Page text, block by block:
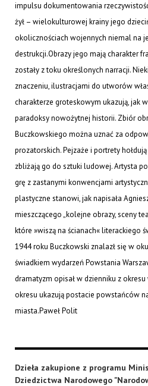
impulsu dokumentowania
żył – wielokulturowej krainy jego
okolicznościach wojennych niemal na
destrukcji.Obrazy jego mają charakter
zostały z toku określonych narracji.
znaczeniu, ilustracjami do utworów
charakterze groteskowym ukazują, jak
paradoksy nowożytnej historii. Zbiór
Buczkowskiego można uznać za
prozatorskich. Pejzaże i portrety
zbliżają go do sztuki ludowej. Artysta
grę z zastanymi konwencjami
plastyczne stanowi, jak napisała
mieszczącego „kolejne obrazy, sceny
które »wiszą na ścianach« literackiego
1944 roku Buczkowski znalazł się w
świadkiem wydarzeń Powstania
dramatyzm opisał w dzienniku z
okresu ukazują postacie powstańców
miasta.Paweł Polit
Dzieła zakupione z programu
Dziedzictwa Narodowego